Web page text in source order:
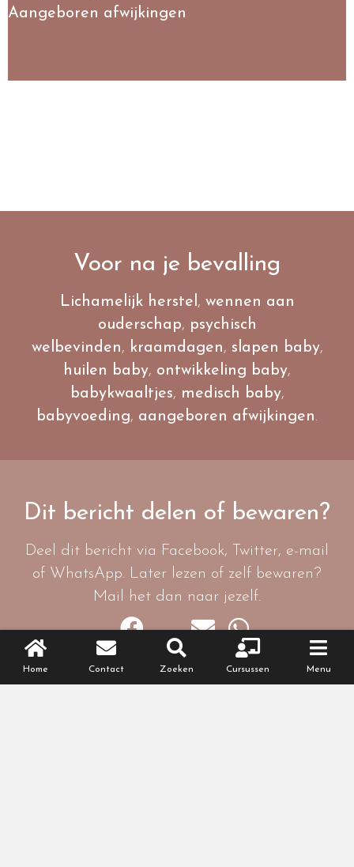
Aangeboren afwijkingen
Voor na je bevalling
Lichamelijk herstel, wennen aan
ouderschap, psychisch
welbevinden, kraamdagen, slapen baby,
huilen baby, ontwikkeling baby,
babykwaaltjes, medisch baby,
babyvoeding, aangeboren afwijkingen.
Dit bericht delen of bewaren?
Deel dit bericht via Facebook, Twitter, e-mail
of WhatsApp. Later lezen of zelf bewaren?
Mail het dan naar jezelf.
Home Contact Zoeken Cursussen Menu